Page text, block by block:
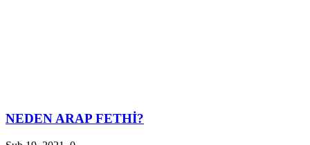
NEDEN ARAP FETHİ?